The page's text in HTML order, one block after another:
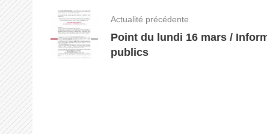
Actualité précédente
Point du lundi 16 mars /
publics